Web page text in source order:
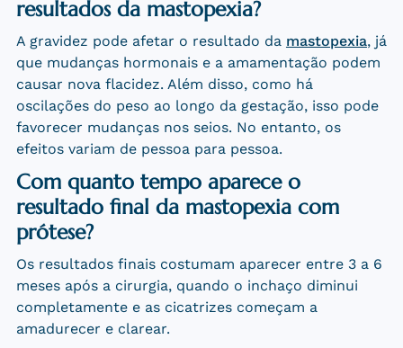
resultados da mastopexia?
A gravidez pode afetar o resultado da mastopexia, já
que mudanças hormonais e a amamentação podem
causar nova flacidez. Além disso, como há
oscilações do peso ao longo da gestação, isso pode
favorecer mudanças nos seios. No entanto, os
efeitos variam de pessoa para pessoa.
Com quanto tempo aparece o
resultado final da mastopexia com
prótese?
Os resultados finais costumam aparecer entre 3 a 6
meses após a cirurgia, quando o inchaço diminui
completamente e as cicatrizes começam a
amadurecer e clarear.